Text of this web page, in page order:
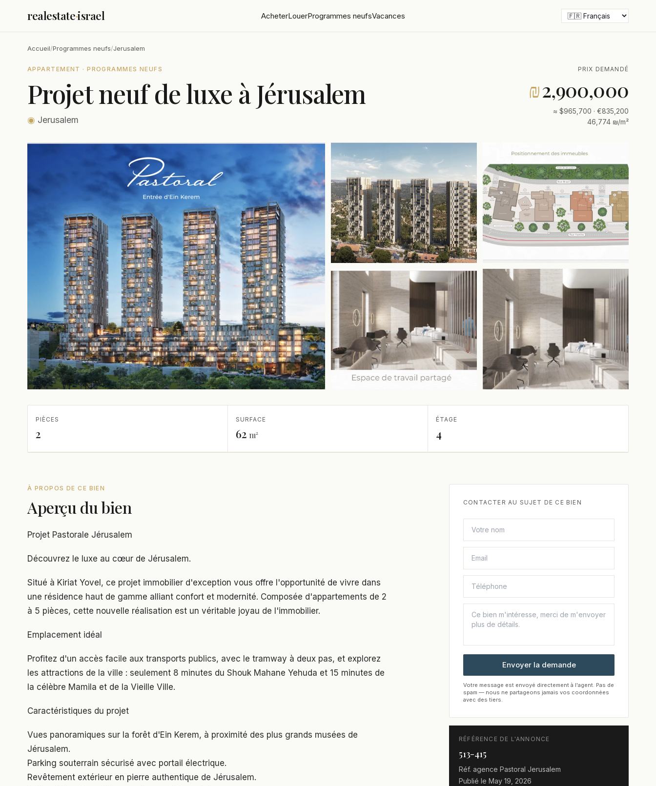
realestate·israel AcheterLouerProgrammes neufsVacances
Accueil/Programmes neufs/Jerusalem
APPARTEMENT · PROGRAMMES NEUFS
Projet neuf de luxe à Jérusalem
◉ Jerusalem
PRIX DEMANDÉ
₪2,900,000
≈ $965,700 · €835,200
46,774 ₪/m²
PIÈCES
2
SURFACE
62 m²
ÉTAGE
4
À PROPOS DE CE BIEN
Aperçu du bien
Projet Pastorale Jérusalem
Découvrez le luxe au cœur de Jérusalem.
Situé à Kiriat Yovel, ce projet immobilier d'exception vous offre l'opportunité de vivre dans
une résidence haut de gamme alliant confort et modernité. Composée d'appartements de 2
à 5 pièces, cette nouvelle réalisation est un véritable joyau de l'immobilier.
Emplacement idéal
Profitez d'un accès facile aux transports publics, avec le tramway à deux pas, et explorez
les attractions de la ville : seulement 8 minutes du Shouk Mahane Yehuda et 15 minutes de
la célèbre Mamila et de la Vieille Ville.
Caractéristiques du projet
Vues panoramiques sur la forêt d'Ein Kerem, à proximité des plus grands musées de
Jérusalem.
Parking souterrain sécurisé avec portail électrique.
Revêtement extérieur en pierre authentique de Jérusalem.
CONTACTER AU SUJET DE CE BIEN
Envoyer la demande
Votre message est envoyé directement à l'agent. Pas de
spam — nous ne partageons jamais vos coordonnées
avec des tiers.
RÉFÉRENCE DE L'ANNONCE
513-415
Réf. agence Pastoral Jerusalem
Publié le May 19, 2026